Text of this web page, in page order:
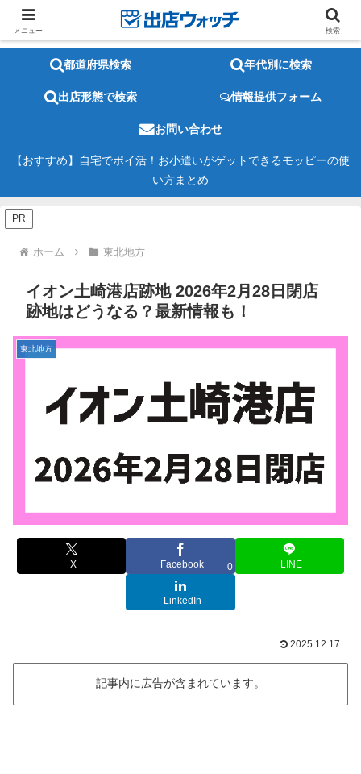
都道府県検索 年代別に検索
出店形態で検索 情報提供フォーム
お問い合わせ
【おすすめ】自宅でポイ活！お小遣いがゲットできるモッピーの使
い方まとめ
PR
ホーム 東北地方
イオン土崎港店跡地 2026年2月28日閉店
跡地はどうなる？最新情報も！
東北地方
X Facebook 0 LINE
LinkedIn
2025.12.17
記事内に広告が含まれています。
メニュー 検索